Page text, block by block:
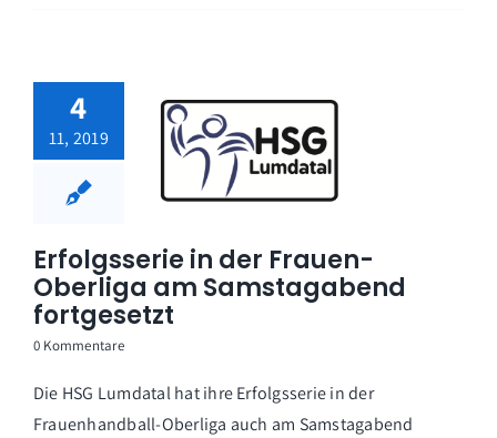
4
11, 2019
Erfolgsserie in der Frauen-
Oberliga am Samstagabend
fortgesetzt
0 Kommentare
Die HSG Lumdatal hat ihre Erfolgsserie in der
Frauenhandball-Oberliga auch am Samstagabend